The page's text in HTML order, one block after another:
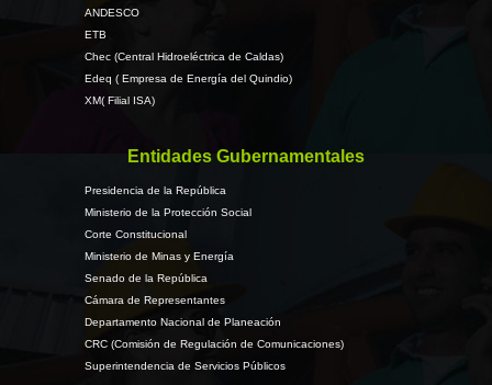
ANDESCO
ETB
Chec (Central Hidroeléctrica de Caldas)
Edeq ( Empresa de Energía del Quindio)
XM( Filial ISA)
Entidades Gubernamentales
Presidencia de la República
Ministerio de la Protección Social
Corte Constitucional
Ministerio de Minas y Energía
Senado de la República
Cámara de Representantes
Departamento Nacional de Planeación
CRC (Comisión de Regulación de Comunicaciones)
Superintendencia de Servicios Públicos